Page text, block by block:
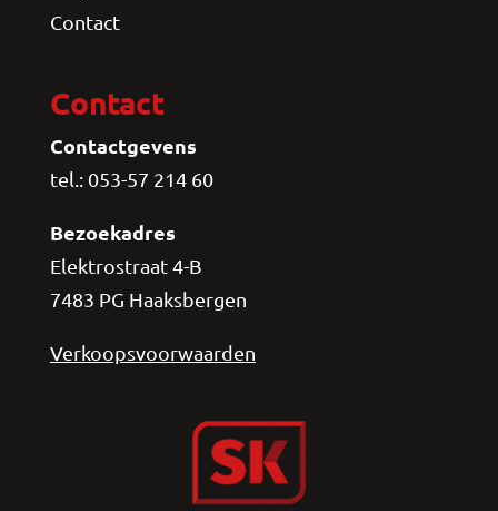
Contact
Contact
Contactgevens
tel.: 053-57 214 60
Bezoekadres
Elektrostraat 4-B
7483 PG Haaksbergen
Verkoopsvoorwaarden